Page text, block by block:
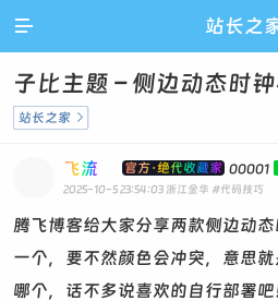
 站长之
子比主题 – 侧边动态时
站长之家 
飞流 官方·绝代收藏家 00001
2025-10-5 23:54:03 浙江金华 #代码技巧
腾飞博客给大家分享两款侧边动
一个，要不然颜色会冲突，意思
哪个，话不多说喜欢的自行部署吧